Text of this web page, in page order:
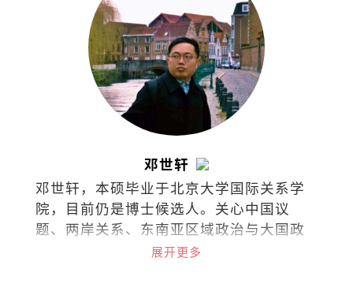
邓世轩
邓世轩，本硕毕业于北京大学国际关系学
院，目前仍是博士候选人。关心中国议
题、两岸关系、东南亚区域政治与大国政
治下的小国能动性。展开更多